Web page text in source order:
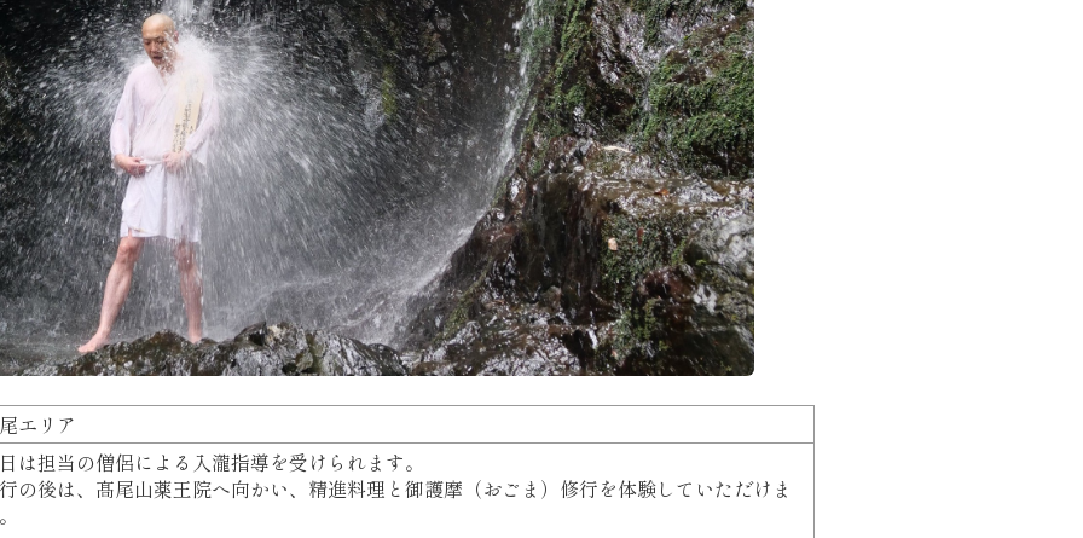
エリア
は担当の僧侶による入瀧指導を受けられます。
の後は、髙尾山薬王院へ向かい、精進料理と御護摩（おごま）修行を体験していただけま